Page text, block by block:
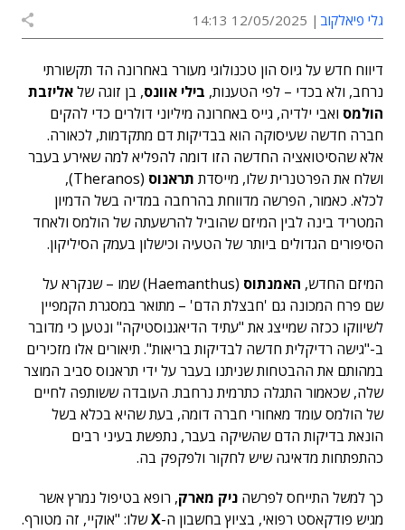
גלי פיאלקוב 12/05/2025 14:13
דיווח חדש על גיוס הון טכנולוגי מעורר באחרונה הד תקשורתי
נרחב, ולא בכדי – לפי הטענות, בילי אוונס, בן זוגה שלאליזבת
הולמס ואבי ילדיה, גייס באחרונה מיליוני דולרים כדי להקים
חברה חדשה שעיסוקה הוא בבדיקות דם מתקדמות, לכאורה.
אלא שהסיטואציה החדשה הזו דומה להפליא למה שאירע בעבר
ושלח את הפרטנרית שלו, מייסדת תראנוס
(Theranos),
לכלא. כאמור, הפרשה מדווחת בהרחבה במדיה בשל הדמיון
המטריד בינה לבין המיזם שהוביל להרשעתה של הולמס ולאחד
הסיפורים הגדולים ביותר של הטעיה וכישלון בעמק הסיליקון.
המיזם החדש, האמנתוס
(Haemanthus) שמו – שנקרא על
שם פרח המכונה גם 'חבצלת הדם' – מתואר במסגרת הקמפיין
לשיווקו ככזה שמייצג את "עתיד הדיאגנוסטיקה" ונטען כי מדובר
ב-"גישה רדיקלית חדשה לבדיקות בריאות". תיאורים אלו מזכירים
במהותם את ההבטחות שניתנו בעבר על ידי תראנוס סביב המוצר
שלה, שכאמור התגלה כתרמית נרחבת. העובדה ששותפה לחיים
של הולמס עומד מאחורי חברה דומה, בעת שהיא בכלא בשל
הונאת בדיקות הדם שהשיקה בעבר, נתפשת בעיני רבים
כהתפתחות מדאיגה שיש לחקור ולפקפק בה.
כך למשל התייחס לפרשה ניק מארק, רופא בטיפול נמרץ אשר
מגיש פודקאסט רפואי, בציוץ בחשבון ה-Xשלו: "אוקיי, זה מטורף.